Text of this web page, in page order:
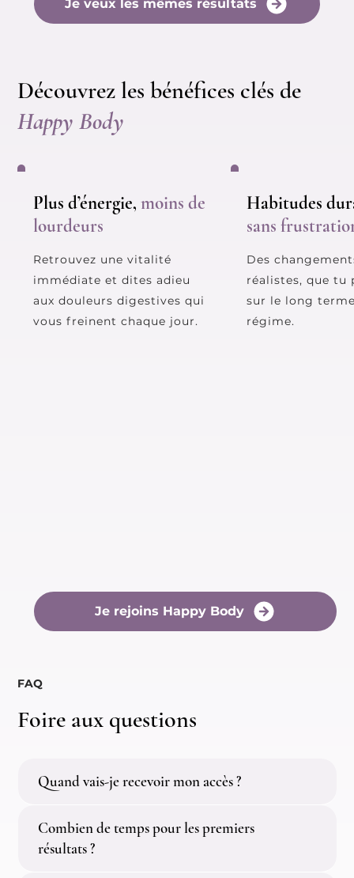
Je veux les mêmes résultats
Découvrez les bénéfices clés de
Happy Body
Plus d’énergie, moins de
lourdeurs
Retrouvez une vitalité
immédiate et dites adieu
aux douleurs digestives qui
vous freinent chaque jour.
Habitudes
sans
Des
réalistes, que tu
sur le long
régime.​
Je rejoins Happy Body
FAQ
Foire aux questions
Quand vais-je recevoir mon accès ?
Combien de temps pour les premiers
résultats ?